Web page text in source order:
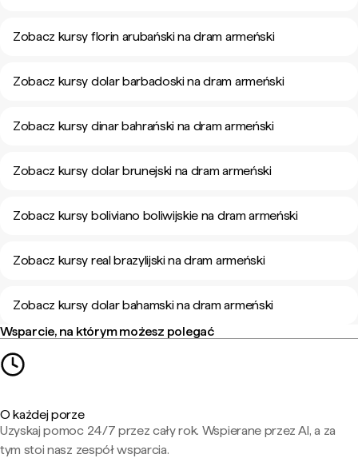
Zobacz kursy florin arubański na dram armeński
Zobacz kursy dolar barbadoski na dram armeński
Zobacz kursy dinar bahrański na dram armeński
Zobacz kursy dolar brunejski na dram armeński
Zobacz kursy boliviano boliwijskie na dram armeński
Zobacz kursy real brazylijski na dram armeński
Zobacz kursy dolar bahamski na dram armeński
Wsparcie, na którym możesz polegać
O każdej porze
Uzyskaj pomoc 24/7 przez cały rok. Wspierane przez AI, a za
tym stoi nasz zespół wsparcia.